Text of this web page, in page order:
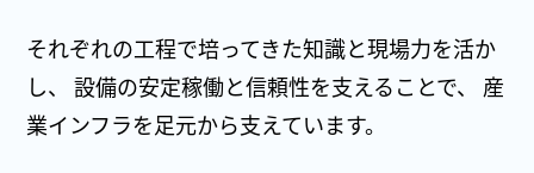
それぞれの工程で培ってきた知識と現場力を活か
し、 設備の安定稼働と信頼性を支えることで、 産
業インフラを足元から支えています。